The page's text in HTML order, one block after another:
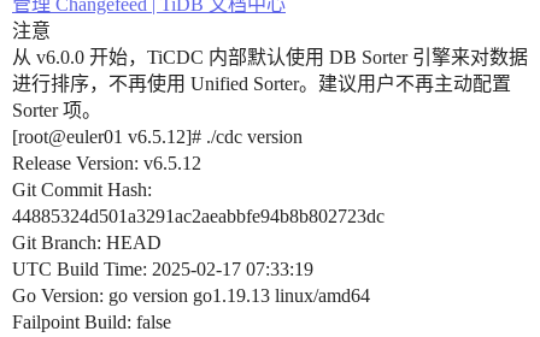
管理 Changefeed | TiDB 文档中心
注意
从 v6.0.0 开始，TiCDC 内部默认使用 DB Sorter 引擎来对数据
进行排序，不再使用 Unified Sorter。建议用户不再主动配置
Sorter 项。
[root@euler01 v6.5.12]# ./cdc version
Release Version: v6.5.12
Git Commit Hash:
44885324d501a3291ac2aeabbfe94b8b802723dc
Git Branch: HEAD
UTC Build Time: 2025-02-17 07:33:19
Go Version: go version go1.19.13 linux/amd64
Failpoint Build: false